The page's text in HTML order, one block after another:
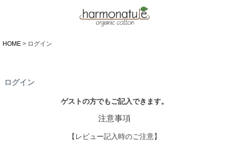
HOME ログイン
ログイン
ゲストの方でもご記入できます。
注意事項
【レビュー記入時のご注意】